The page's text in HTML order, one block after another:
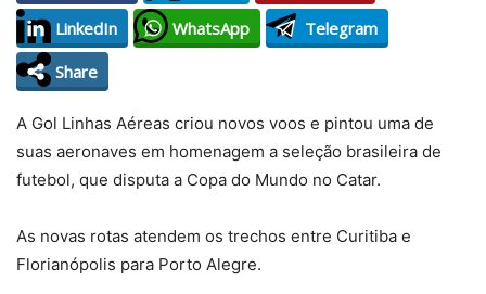
LinkedIn
WhatsApp
Telegram
Share
A Gol Linhas Aéreas criou novos voos e pintou uma de
suas aeronaves em homenagem a seleção brasileira de
futebol, que disputa a Copa do Mundo no Catar.
As novas rotas atendem os trechos entre Curitiba e
Florianópolis para Porto Alegre.